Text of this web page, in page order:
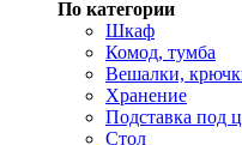
По категории
Шкаф
Комод, тумба
Вешалки,
Хранение
Подставка под
Стол